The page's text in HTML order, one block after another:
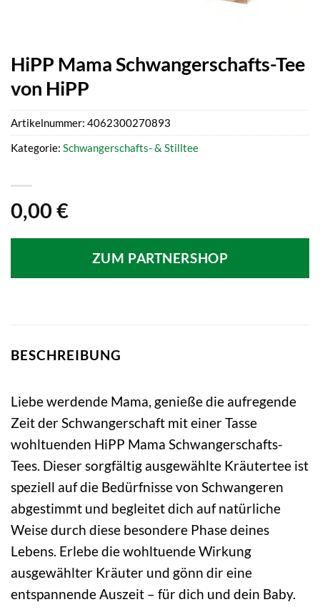
HiPP Mama Schwangerschafts-Tee
von HiPP
0,00 €
ZUM PARTNERSHOP
Artikelnummer: 4062300270893
Kategorie: Schwangerschafts- & Stilltee
BESCHREIBUNG
Liebe werdende Mama, genieße die aufregende
Zeit der Schwangerschaft mit einer Tasse
wohltuenden HiPP Mama Schwangerschafts-
Tees. Dieser sorgfältig ausgewählte Kräutertee ist
speziell auf die Bedürfnisse von Schwangeren
abgestimmt und begleitet dich auf natürliche
Weise durch diese besondere Phase deines
Lebens. Erlebe die wohltuende Wirkung
ausgewählter Kräuter und gönn dir eine
entspannende Auszeit – für dich und dein Baby.